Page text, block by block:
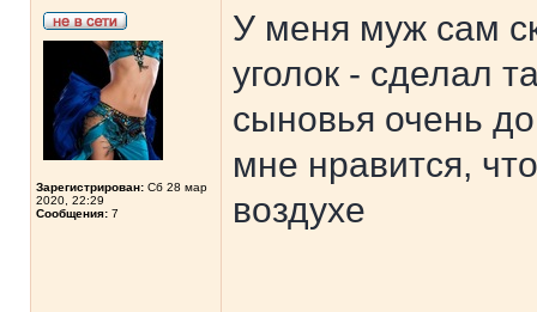
Зарегистрирован: Сб 28 мар
2020, 22:29
Сообщения: 7
У меня муж сам
уголок - сделал
сыновья очень
мне нравится,
воздухе